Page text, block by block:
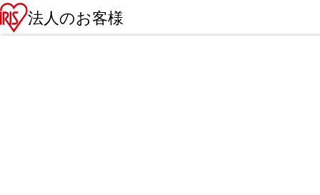
法人のお客様